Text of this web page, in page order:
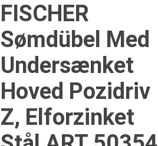
FISCHER
Sømdübel Med
Undersænket
Hoved Pozidriv
Z, Elforzinket